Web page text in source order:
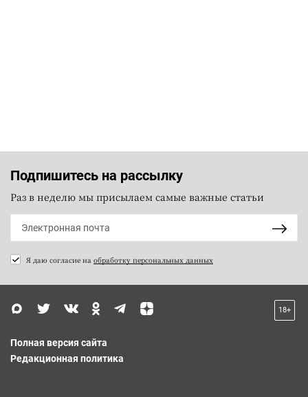
Подпишитесь на рассылку
Раз в неделю мы присылаем самые важные статьи
Я даю согласие на обработку персональных данных
18+
Полная версия сайта
Редакционная политика